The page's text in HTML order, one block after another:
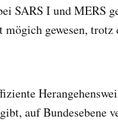
SARS I und MERS
gewesen, trotz
auf Bundesebene